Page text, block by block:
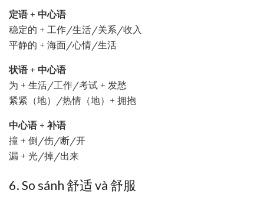
定语 + 中心语
稳定的 + 工作/生活/关系/收入
平静的 + 海面/心情/生活
状语 + 中心语
为 + 生活/工作/考试 + 发愁
紧紧（地）/热情（地）+ 拥抱
中心语 + 补语
撞 + 倒/伤/断/开
漏 + 光/掉/出来
6. So sánh 舒适 và 舒服